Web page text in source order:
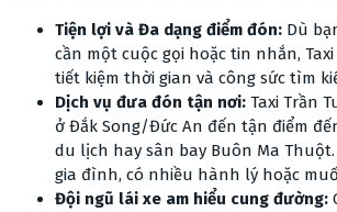
Tiện lợi và Đa dạng điểm đón: Dù
cần một cuộc gọi hoặc tin nhắn,
tiết kiệm thời gian và công sức tìm
Dịch vụ đưa đón tận nơi: Taxi Trần
ở Đắk Song/Đức An đến tận điểm
du lịch hay sân bay Buôn Ma
gia đình, có nhiều hành lý hoặc
Đội ngũ lái xe am hiểu cung đường: